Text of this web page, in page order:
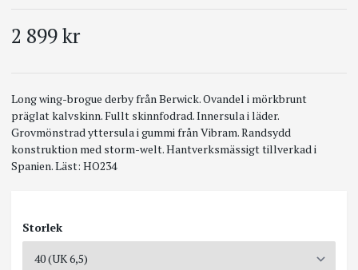
2 899 kr
Long wing-brogue derby från Berwick. Ovandel i mörkbrunt
präglat kalvskinn. Fullt skinnfodrad. Innersula i läder.
Grovmönstrad yttersula i gummi från Vibram. Randsydd
konstruktion med storm-welt. Hantverksmässigt tillverkad i
Spanien. Läst: HO234
Storlek